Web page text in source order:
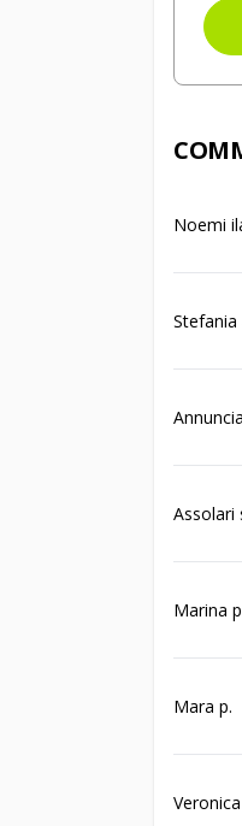
Noemi
Stefania
Assolari
Marina
Mara p.